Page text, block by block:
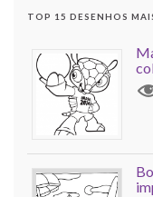
TOP 15 DESENHOS